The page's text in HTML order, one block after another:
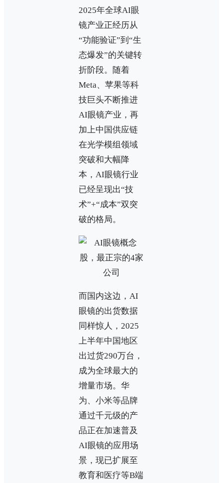
2025年全球AI眼
镜产业正经历从
“功能验证”到“生
态爆发”的关键转
折阶段。随着
Meta、苹果等科
技巨头不断推进
AI眼镜产业，再
加上中国供应链
在光学模组领域
突破和大幅降
本，AI眼镜行业
已经呈现出“技
术”+“成本”双突
破的格局。
而国内这边，AI
眼镜的出货数据
同样惊人，2025
上半年中国地区
出过货290万台，
成为全球最大的
增量市场。华
为、小米等品牌
通过千元级的产
品正在加速普及
AI眼镜的应用场
景，现已扩展至
教育和医疗等B端